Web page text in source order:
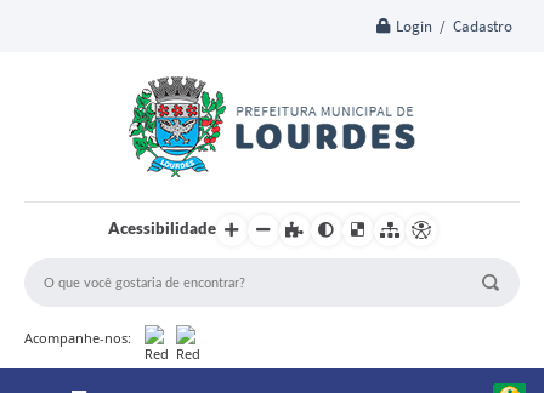
Login / Cadastro
Acessibilidade
Acompanhe-nos: